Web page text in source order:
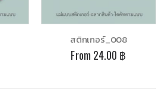
สติกเกอร์_008
From 24.00 ฿